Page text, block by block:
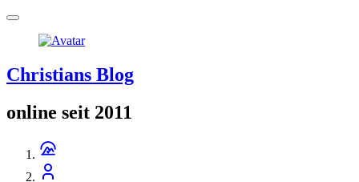
Christians Blog
online seit 2011